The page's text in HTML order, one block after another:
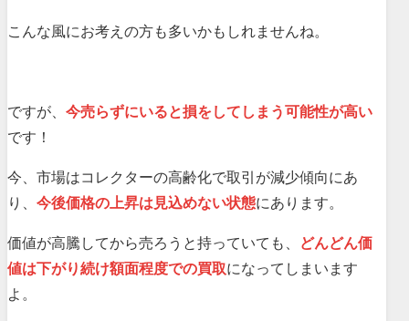
こんな風にお考えの方も多いかもしれませんね。
ですが、 今売らずにいると損をしてしまう可能性が高い
です！
今、市場はコレクターの高齢化で取引が減少傾向にあ
り、 今後価格の上昇は見込めない状態にあります。
価値が高騰してから売ろうと持っていても、
どんどん価
値は下がり続け額面程度での買取になってしまいます
よ。